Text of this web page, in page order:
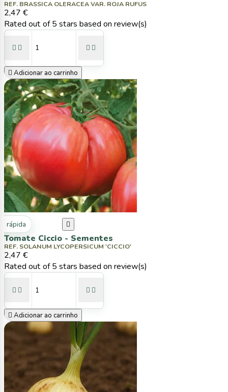
REF. BRASSICA OLERACEA VAR. ROJA RUFUS
2,47 €
Rated out of 5 stars based on review(s)
   
 Adicionar ao carrinho
rápida 
Tomate Ciccio - Sementes
REF. SOLANUM LYCOPERSICUM 'CICCIO'
2,47 €
Rated out of 5 stars based on review(s)
   
 Adicionar ao carrinho